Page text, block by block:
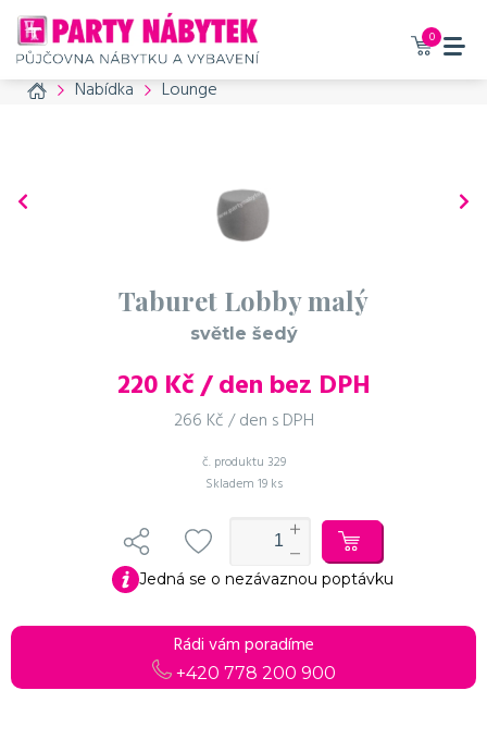
0
Home Nabídka Lounge
Taburet Lobby malý
světle šedý
220Kč / den bez DPH
266 Kč / den s DPH
č. produktu 329
Skladem 19 ks
Jedná se o nezávaznou poptávku
Rádi vám poradíme
+420 778 200 900